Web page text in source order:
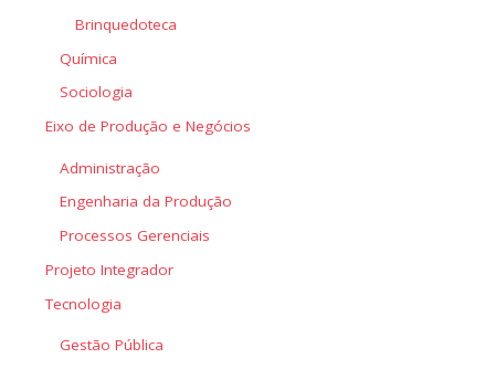
Brinquedoteca
Química
Sociologia
Eixo de Produção e Negócios
Administração
Engenharia da Produção
Processos Gerenciais
Projeto Integrador
Tecnologia
Gestão Pública